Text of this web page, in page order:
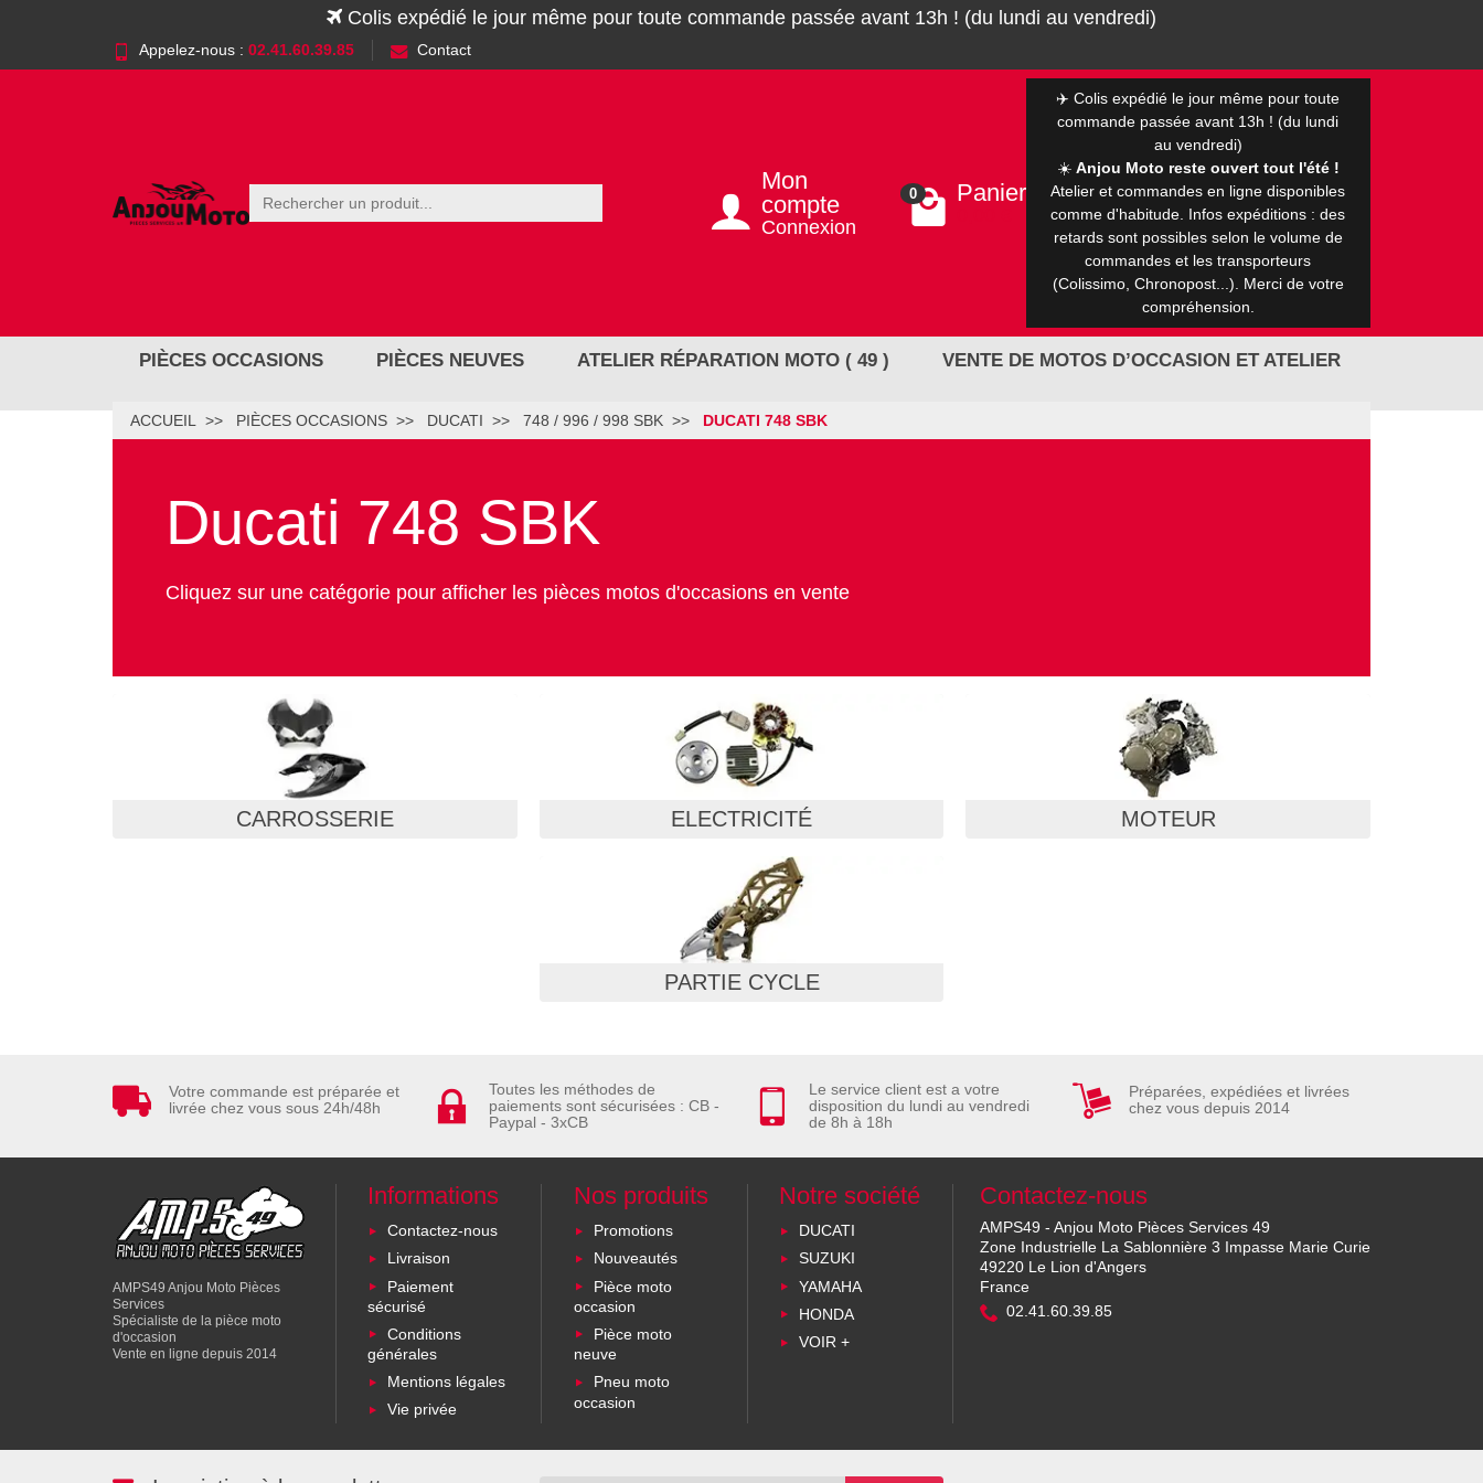
Colis expédié le jour même pour toute commande passée avant 13h ! (du lundi au vendredi)
Appelez-nous : 02.41.60.39.85 Contact
Mon
compte
Connexion
0 Panier
✈️ Colis expédié le jour même pour toute
commande passée avant 13h ! (du lundi
au vendredi)
☀️ Anjou Moto reste ouvert tout l'été !
Atelier et commandes en ligne disponibles
comme d'habitude. Infos expéditions : des
retards sont possibles selon le volume de
commandes et les transporteurs
(Colissimo, Chronopost...). Merci de votre
compréhension.
PIÈCES OCCASIONS PIÈCES NEUVES ATELIER RÉPARATION MOTO ( 49 ) VENTE DE MOTOS D’OCCASION ET ATELIER
ACCUEIL PIÈCES OCCASIONS DUCATI 748 / 996 / 998 SBK DUCATI 748 SBK
Ducati 748 SBK
Cliquez sur une catégorie pour afficher les pièces motos d'occasions en vente
CARROSSERIE ELECTRICITÉ MOTEUR
PARTIE CYCLE
Votre commande est préparée et
livrée chez vous sous 24h/48h
Toutes les méthodes de
paiements sont sécurisées : CB -
Paypal - 3xCB
Le service client est a votre
disposition du lundi au vendredi
de 8h à 18h
Préparées, expédiées et livrées
chez vous depuis 2014
AMPS49 Anjou Moto Pièces
Services
Spécialiste de la pièce moto
d'occasion
Vente en ligne depuis 2014
Informations
Contactez-nous
Livraison
Paiement
sécurisé
Conditions
générales
Mentions légales
Vie privée
Nos produits
Promotions
Nouveautés
Pièce moto
occasion
Pièce moto
neuve
Pneu moto
occasion
Notre société
DUCATI
SUZUKI
YAMAHA
HONDA
VOIR +
Contactez-nous
AMPS49 - Anjou Moto Pièces Services 49
Zone Industrielle La Sablonnière 3 Impasse Marie Curie
49220 Le Lion d'Angers
France
02.41.60.39.85